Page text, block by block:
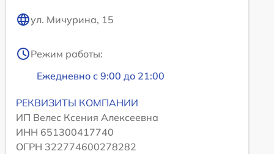
ул. Мичурина, 15
Режим работы:
Ежедневно с 9:00 до 21:00
РЕКВИЗИТЫ КОМПАНИИ
ИП Велес Ксения Алексеевна
ИНН 651300417740
ОГРН 322774600278282